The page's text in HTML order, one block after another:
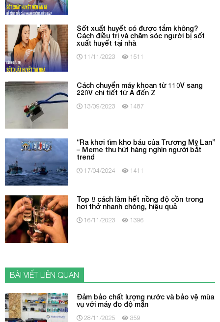
Sốt xuất huyết có được tắm không?
Cách điều trị và chăm sóc người bị sốt
xuất huyết tại nhà
11/11/2023 1511
Cách chuyển máy khoan từ 110V sang
220V chi tiết từ A đến Z
13/09/2023 1487
“Ra khơi tìm kho báu của Trương Mỹ Lan”
– Meme thu hút hàng nghìn người bắt
trend
17/04/2024 1411
Top 8 cách làm hết nồng độ cồn trong
hơi thở nhanh chóng, hiệu quả
16/11/2023 1396
BÀI VIẾT LIÊN QUAN
Đảm bảo chất lượng nước và bảo vệ mùa
vụ với máy đo độ mặn
28/11/2025 359